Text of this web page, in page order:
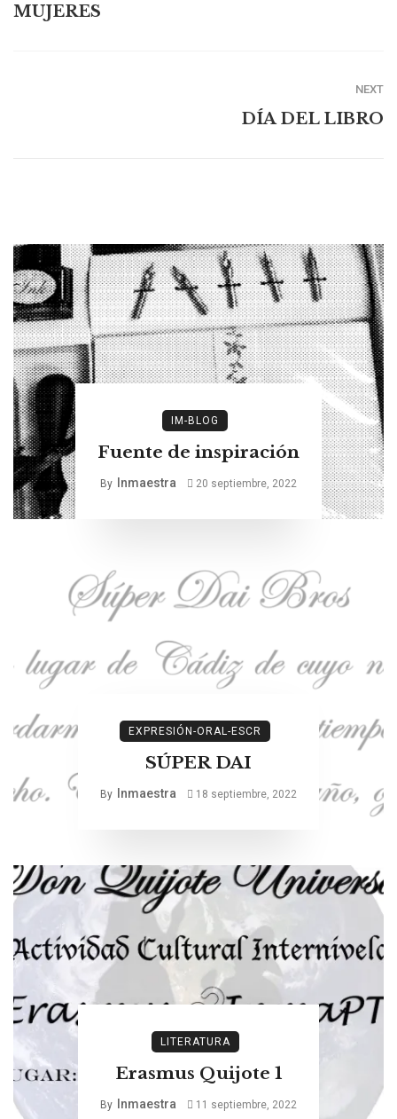
MUJERES
NEXT
DÍA DEL LIBRO
IM-BLOG
Fuente de inspiración
By Inmaestra 20 septiembre, 2022
EXPRESIÓN-ORAL-ESCR
SÚPER DAI
By Inmaestra 18 septiembre, 2022
LITERATURA
Erasmus Quijote 1
By Inmaestra 11 septiembre, 2022